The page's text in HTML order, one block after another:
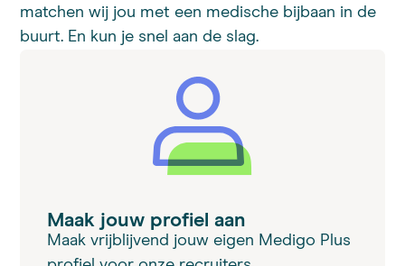
matchen wij jou met een medische bijbaan in de
buurt. En kun je snel aan de slag.
Maak jouw profiel aan
Maak vrijblijvend jouw eigen Medigo Plus